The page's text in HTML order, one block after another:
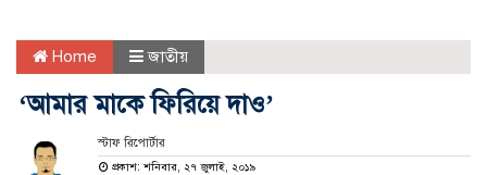
Home জাতীয়
‘আমার মাকে ফিরিয়ে দাও’
স্টাফ রিপোর্টার
প্রকাশ: শনিবার, ২৭ জুলাই, ২০১৯